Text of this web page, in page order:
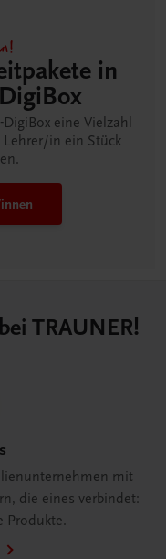
in
eine Vielzahl
Lehrer/in ein Stück
TRAUNER!
mit
die eines verbindet:
Produkte.